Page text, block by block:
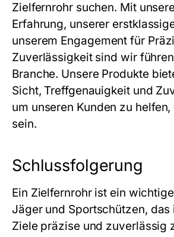
Zielfernrohr suchen. Mit
Erfahrung, unserer
unserem Engagement für
Zuverlässigkeit sind wir
Branche. Unsere Produkte
Sicht, Treffgenauigkeit und
um unseren Kunden zu
sein.
Schlussfolgerung
Ein Zielfernrohr ist ein
Jäger und Sportschützen, das
Ziele präzise und zuverlässig